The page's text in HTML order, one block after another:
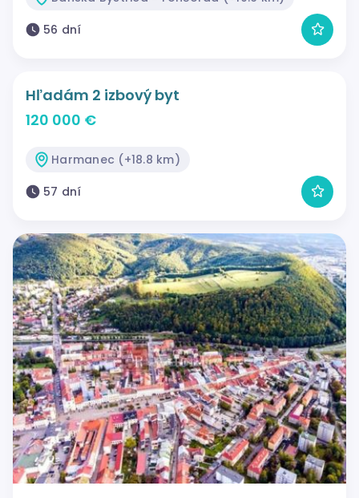
56 dní
Hľadám 2 izbový byt
120 000 €
Harmanec (+18.8 km)
57 dní